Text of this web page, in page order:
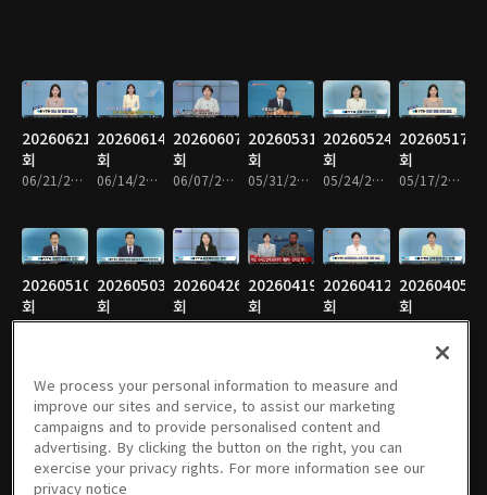
20260621
회
06/21/2026 • 31분
20260614
회
06/14/2026 • 31분
20260607
회
06/07/2026 • 31분
20260531
회
05/31/2026 • 31분
20260524
회
05/24/2026 • 31분
20260517
회
05/17/2026 • 31분
20260510
회
05/10/2026 • 31분
20260503
회
05/03/2026 • 31분
20260426
회
04/26/2026 • 31분
20260419
회
04/19/2026 • 19분
20260412
회
04/12/2026 • 31분
20260405
회
04/05/2026 • 31분
20260329
회
03/29/2026 • 31분
20260322
회
03/22/2026 • 31분
20260315
회
03/15/2026 • 31분
20260308
회
03/08/2026 • 31분
20260301
회
03/01/2026 • 31분
회
We process your personal information to measure and
improve our sites and service, to assist our marketing
campaigns and to provide personalised content and
advertising. By clicking the button on the right, you can
exercise your privacy rights. For more information see our
privacy notice